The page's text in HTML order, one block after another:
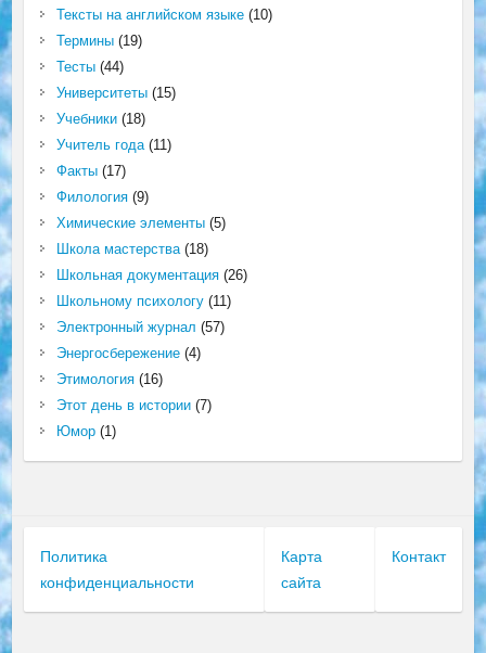
Тексты на английском языке(10)
Термины(19)
Тесты(44)
Университеты(15)
Учебники(18)
Учитель года(11)
Факты(17)
Филология(9)
Химические элементы(5)
Школа мастерства(18)
Школьная документация(26)
Школьному психологу(11)
Электронный журнал (57)
Энергосбережение(4)
Этимология(16)
Этот день в истории(7)
Юмор(1)
Политика
конфиденциальности
Карта
сайта
Контакт